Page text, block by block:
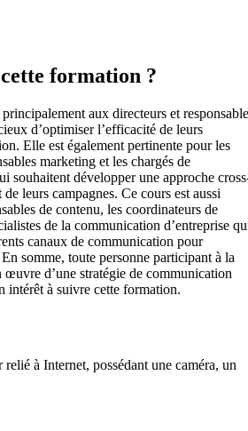
formation ?
aux directeurs et
d’optimiser l’efficacité de leurs
Elle est également pertinente pour les
marketing et les chargés de
souhaitent développer une approche
leurs campagnes. Ce cours est aussi
de contenu, les coordinateurs de
de la communication d’entreprise
canaux de communication pour
somme, toute personne participant à la
œuvre d’une stratégie de communication
intérêt à suivre cette formation.
à Internet, possédant une caméra, un